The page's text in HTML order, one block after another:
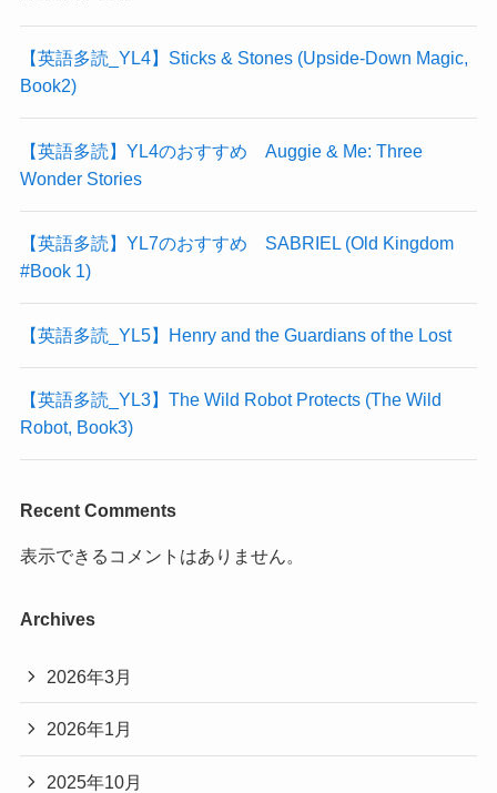
【英語多読_YL4】Sticks & Stones (Upside-Down Magic,
Book2)
【英語多読】YL4のおすすめ Auggie & Me: Three
Wonder Stories
【英語多読】YL7のおすすめ SABRIEL (Old Kingdom
#Book 1)
【英語多読_YL5】Henry and the Guardians of the Lost
【英語多読_YL3】The Wild Robot Protects (The Wild
Robot, Book3)
Recent Comments
表示できるコメントはありません。
Archives
2026年3月
2026年1月
2025年10月